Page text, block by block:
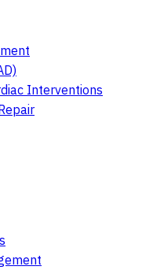
Interventions